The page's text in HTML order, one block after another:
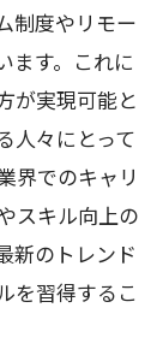
制度やリモー
ます。これに
が実現可能と
人々にとって
界でのキャリ
スキル向上の
新のトレンド
を習得するこ